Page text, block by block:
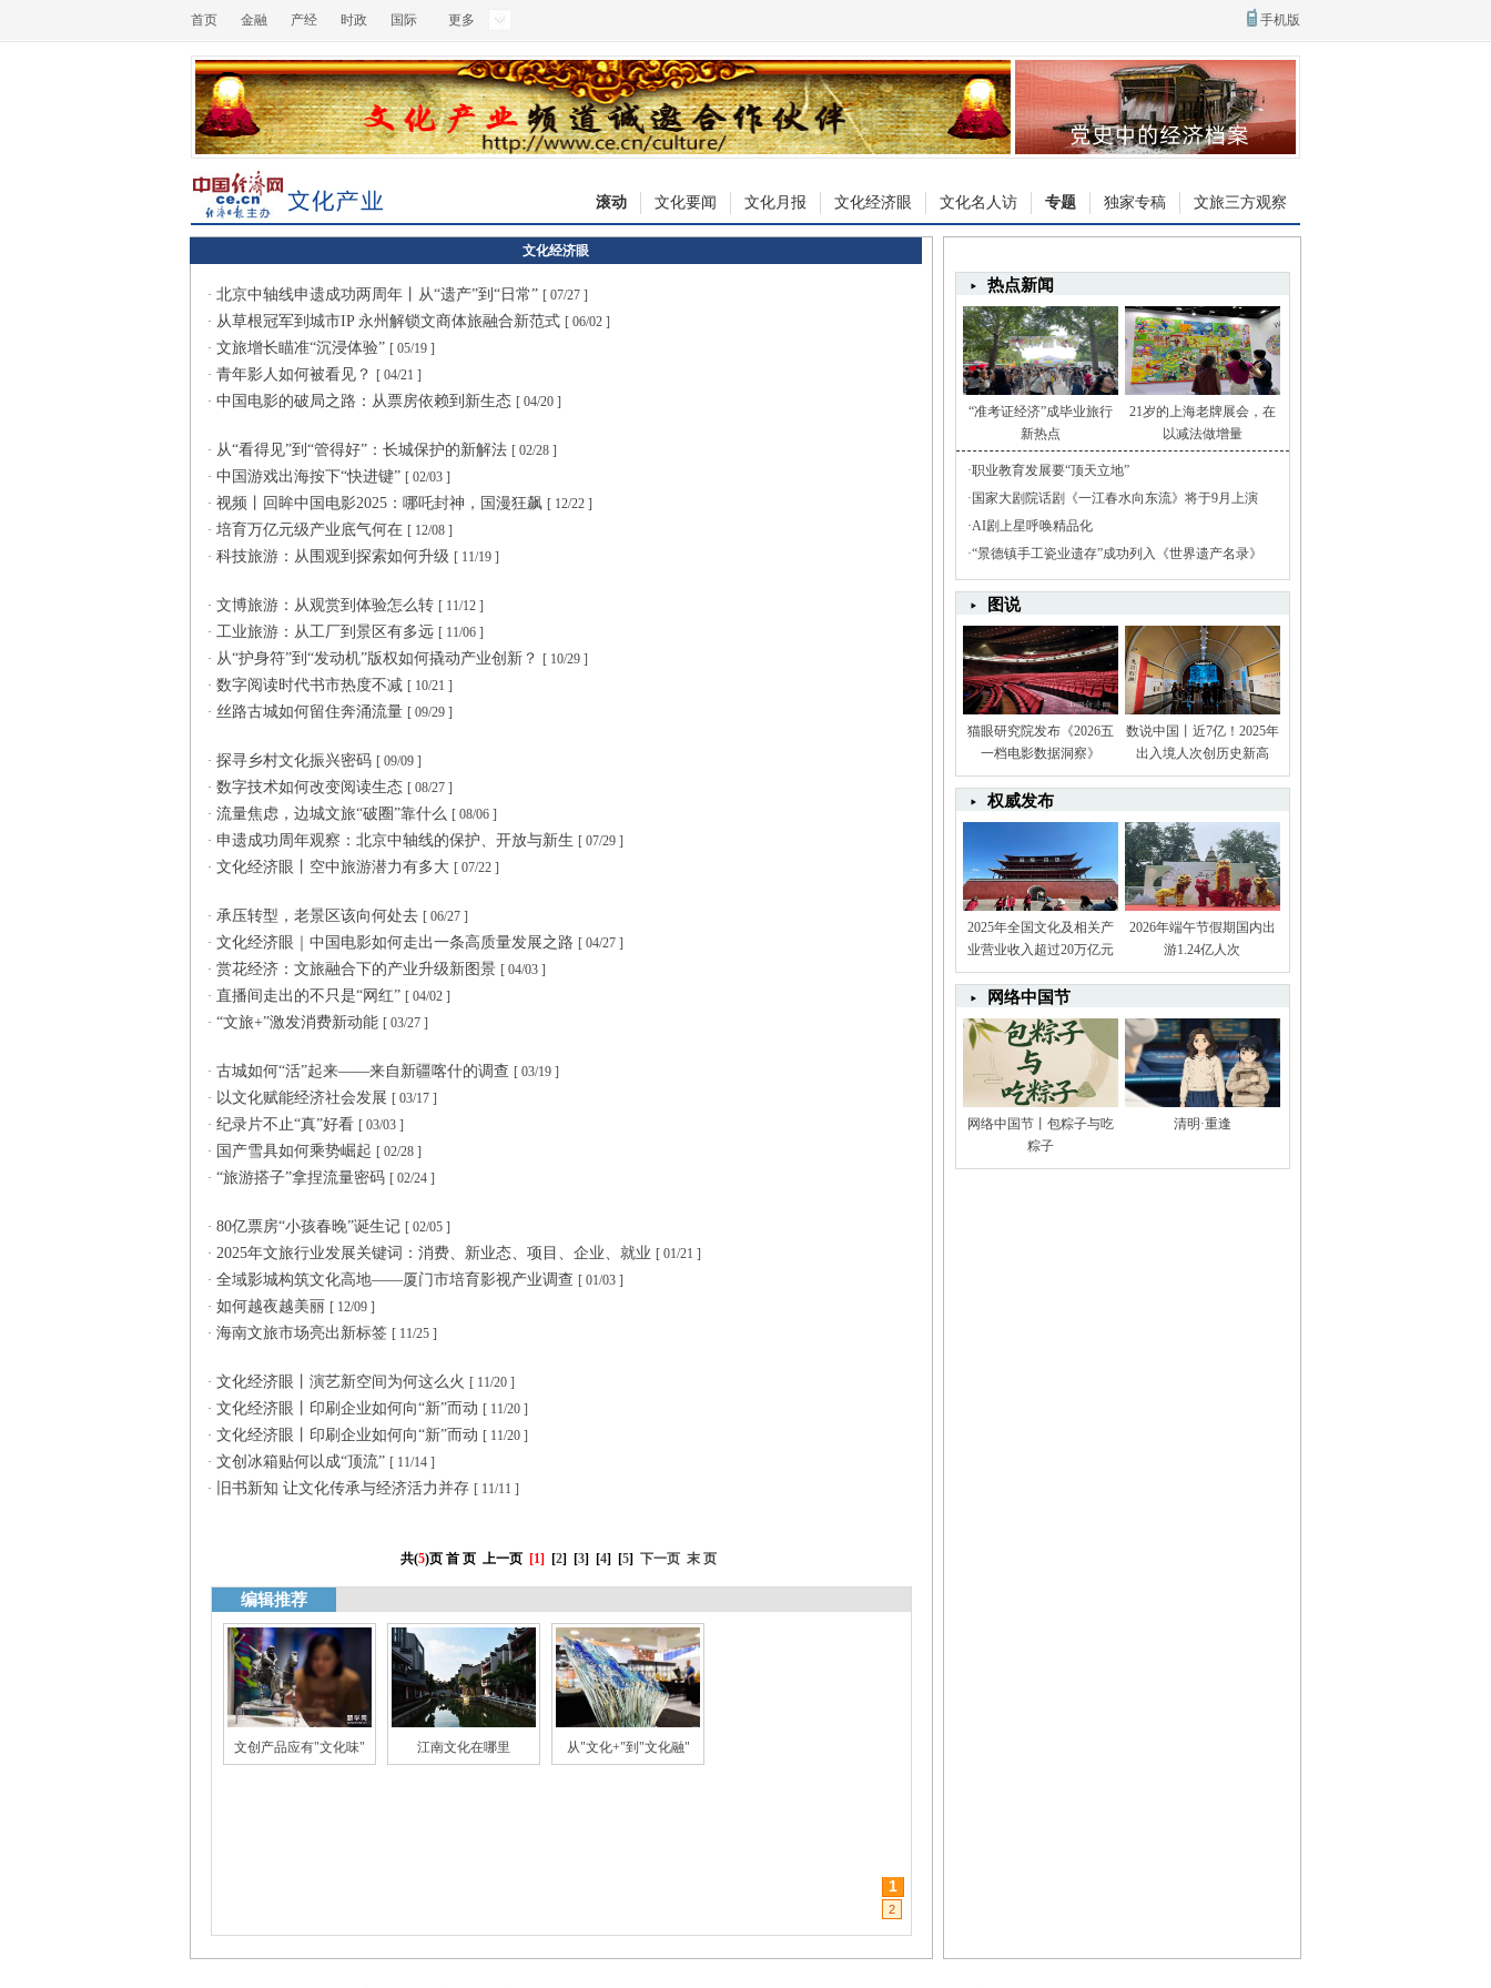
首页 金融 产经 时政 国际 更多 手机版
文旅三方观察
独家专稿
专题
文化名人访
文化经济眼
文化月报
文化要闻
滚动
文化经济眼
· 北京中轴线申遗成功两周年丨从“遗产”到“日常” [ 07/27 ]
· 从草根冠军到城市IP 永州解锁文商体旅融合新范式 [ 06/02 ]
· 文旅增长瞄准“沉浸体验” [ 05/19 ]
· 青年影人如何被看见？
[ 04/21 ]
· 中国电影的破局之路：从票房依赖到新生态 [ 04/20 ]
· 从“看得见”到“管得好”：长城保护的新解法 [ 02/28 ]
· 中国游戏出海按下“快进键” [ 02/03 ]
· 视频丨回眸中国电影2025：哪吒封神，国漫狂飙 [ 12/22 ]
· 培育万亿元级产业底气何在 [ 12/08 ]
· 科技旅游：从围观到探索如何升级 [ 11/19 ]
· 文博旅游：从观赏到体验怎么转 [ 11/12 ]
· 工业旅游：从工厂到景区有多远 [ 11/06 ]
· 从“护身符”到“发动机”版权如何撬动产业创新？
[ 10/29 ]
· 数字阅读时代书市热度不减 [ 10/21 ]
· 丝路古城如何留住奔涌流量 [ 09/29 ]
· 探寻乡村文化振兴密码 [ 09/09 ]
· 数字技术如何改变阅读生态 [ 08/27 ]
· 流量焦虑，边城文旅“破圈”靠什么 [ 08/06 ]
· 申遗成功周年观察：北京中轴线的保护、开放与新生 [ 07/29 ]
· 文化经济眼丨空中旅游潜力有多大 [ 07/22 ]
· 承压转型，老景区该向何处去 [ 06/27 ]
· 文化经济眼｜中国电影如何走出一条高质量发展之路 [ 04/27 ]
· 赏花经济：文旅融合下的产业升级新图景 [ 04/03 ]
· 直播间走出的不只是“网红” [ 04/02 ]
· “文旅+”激发消费新动能 [ 03/27 ]
· 古城如何“活”起来——来自新疆喀什的调查 [ 03/19 ]
· 以文化赋能经济社会发展 [ 03/17 ]
· 纪录片不止“真”好看 [ 03/03 ]
· 国产雪具如何乘势崛起 [ 02/28 ]
· “旅游搭子”拿捏流量密码 [ 02/24 ]
· 80亿票房“小孩春晚”诞生记 [ 02/05 ]
· 2025年文旅行业发展关键词：消费、新业态、项目、企业、就业 [ 01/21 ]
· 全域影城构筑文化高地——厦门市培育影视产业调查 [ 01/03 ]
· 如何越夜越美丽 [ 12/09 ]
· 海南文旅市场亮出新标签 [ 11/25 ]
· 文化经济眼丨演艺新空间为何这么火 [ 11/20 ]
· 文化经济眼丨印刷企业如何向“新”而动 [ 11/20 ]
· 文化经济眼丨印刷企业如何向“新”而动 [ 11/20 ]
· 文创冰箱贴何以成“顶流” [ 11/14 ]
·
旧书新知 让文化传承与经济活力并存 [ 11/11 ]
共(5)页 首 页 上一页 [1] [2] [3] [4] [5] 下一页 末 页
编辑推荐
文创产品应有"文化味" 江南文化在哪里 从"文化+"到"文化融"
1
2
热点新闻
“准考证经济”成毕业旅行
新热点
21岁的上海老牌展会，在
以减法做增量
·职业教育发展要“顶天立地”
· 国家大剧院话剧《一江春水向东流》将于9月上演
·AI剧上星呼唤精品化
·“景德镇手工瓷业遗存”成功列入《世界遗产名录》
图说
猫眼研究院发布《2026五
一档电影数据洞察》
数说中国丨近7亿！2025年
出入境人次创历史新高
权威发布
2025年全国文化及相关产
业营业收入超过20万亿元
2026年端午节假期国内出
游1.24亿人次
网络中国节
网络中国节丨包粽子与吃
粽子
清明·重逢